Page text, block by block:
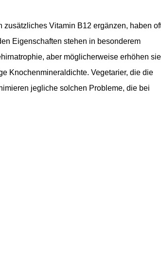
zusätzliches Vitamin B12 ergänzen, haben
Eigenschaften stehen in besonderem
aber möglicherweise erhöhen sie
Knochenmineraldichte. Vegetarier, die die
jegliche solchen Probleme, die bei